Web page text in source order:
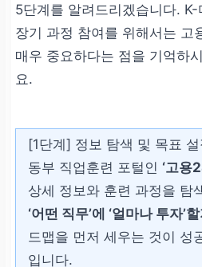
만 75
학생
졸업
이 2
5단계를 알려드리겠습니다.
장기 과정 참여를 위해서는 고
매우 중요하다는 점을 기억하
요.
[1단계] 정보 탐색 및 목표
동부 직업훈련 포털인 ‘고용
상세 정보와 훈련 과정을 탐
‘어떤 직무’에 ‘얼마나 투자’
드맵을 먼저 세우는 것이 성
입니다.